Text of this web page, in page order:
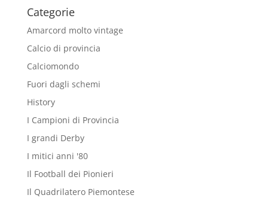
Categorie
Amarcord molto vintage
Calcio di provincia
Calciomondo
Fuori dagli schemi
History
I Campioni di Provincia
I grandi Derby
I mitici anni '80
Il Football dei Pionieri
Il Quadrilatero Piemontese